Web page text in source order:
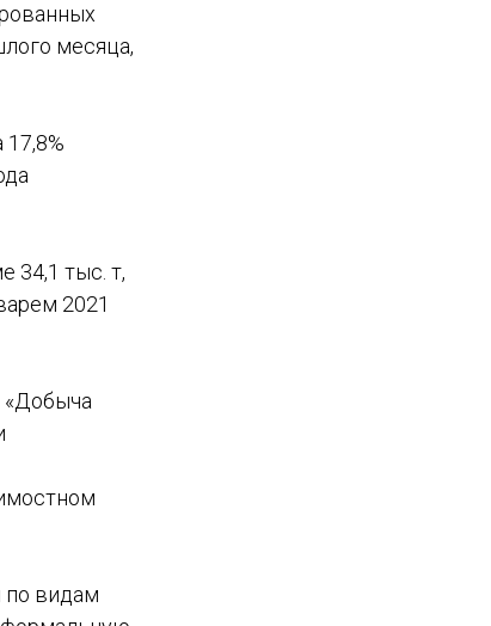
месяца,
34,1 тыс. т,
2021
«Добыча
по видам